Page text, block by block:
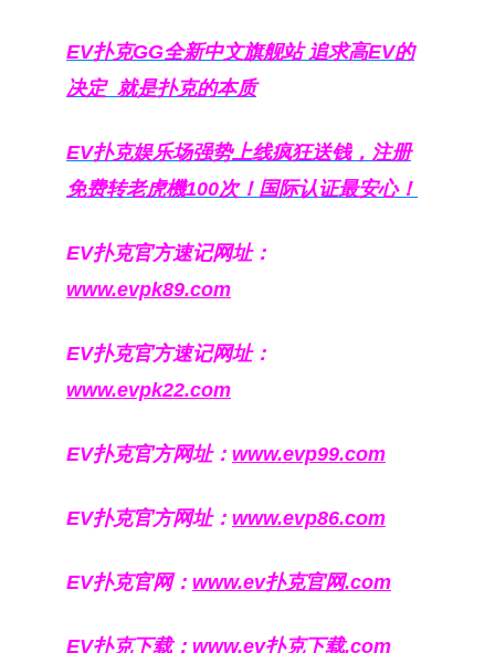
EV扑克GG全新中文旗舰站追求高EV的
决定 就是扑克的本质
EV扑克娱乐场强势上线疯狂送钱，注册
免费转老虎機100次！国际认证最安心！
EV扑克官方速记网址：
www.evpk89.com
EV扑克官方速记网址：
www.evpk22.com
EV扑克官方网址： www.evp99.com
EV扑克官方网址： www.evp86.com
EV扑克官网： www.ev扑克官网.com
EV扑克下载： www.ev扑克下载.com